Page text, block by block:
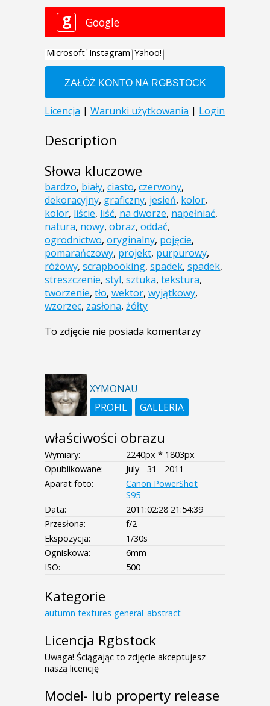
Description
Słowa kluczowe
bardzo, biały, ciasto, czerwony,
dekoracyjny, graficzny, jesień, kolor,
kolor, liście, liść, na dworze, napełniać,
natura, nowy, obraz, oddać,
ogrodnictwo, oryginalny, pojęcie,
pomarańczowy, projekt, purpurowy,
różowy, scrapbooking, spadek, spadek,
streszczenie, styl, sztuka, tekstura,
tworzenie, tło, wektor, wyjątkowy,
wzorzec, zasłona, żółty
To zdjęcie nie posiada komentarzy
XYMONAU
PROFIL
GALLERIA
właściwości obrazu
Wymiary:
2240px * 1803px
Opublikowane:
July - 31 - 2011
Aparat foto:
Canon PowerShot
S95
Data:
2011:02:28 21:54:39
Przesłona:
f/2
Ekspozycja:
1/30s
Ogniskowa:
6mm
ISO:
500
Kategorie
autumn textures general_abstract
Licencja Rgbstock
Uwaga! Ściągając to zdjęcie akceptujesz
naszą licencję
Model- lub property release